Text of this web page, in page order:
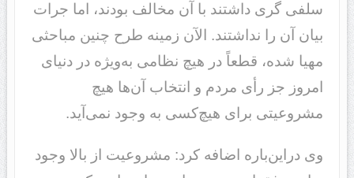
سلفی گری داشتند با آن مخالف بودند، اما جرات
بیان آن را نداشتند. الآن زمینه طرح چنین مباحثی
مهیا شده، قطعاً در هیچ نظامی به‌ویژه در دنیای
امروز جز رأی مردم و انتخاب آن‌ها هیچ
مشروعیتی برای هیچ‌کسی به وجود نمی‌آید.
وی دراین‌باره اضافه کرد: مشروعیت از بالا وجود